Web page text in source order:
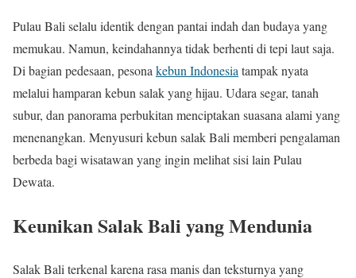
Pulau Bali selalu identik dengan pantai indah dan budaya yang
memukau. Namun, keindahannya tidak berhenti di tepi laut saja.
Di bagian pedesaan, pesona kebun Indonesia tampak nyata
melalui hamparan kebun salak yang hijau. Udara segar, tanah
subur, dan panorama perbukitan menciptakan suasana alami yang
menenangkan. Menyusuri kebun salak Bali memberi pengalaman
berbeda bagi wisatawan yang ingin melihat sisi lain Pulau
Dewata.
Keunikan Salak Bali yang Mendunia
Salak Bali terkenal karena rasa manis dan teksturnya yang